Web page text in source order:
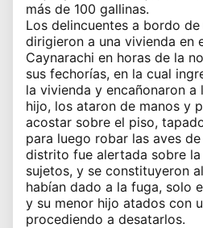
más de 100 gallinas.
Los delincuentes a bordo
dirigieron a una vivienda en
Caynarachi en horas de la
sus fechorías, en la cual
la vivienda y encañonaron a
hijo, los ataron de manos y
acostar sobre el piso,
para luego robar las aves
distrito fue alertada sobre
sujetos, y se constituyeron
habían dado a la fuga, solo
y su menor hijo atados con
procediendo a desatarlos.